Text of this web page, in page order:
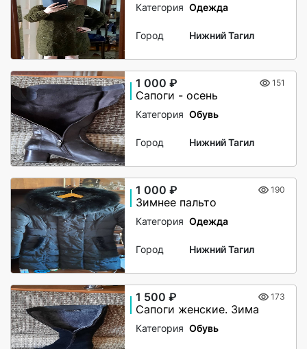
Категория Одежда
Город Нижний Тагил
1 000 ₽ 151
Сапоги - осень
Категория Обувь
Город Нижний Тагил
1 000 ₽ 190
Зимнее пальто
Категория Одежда
Город Нижний Тагил
1 500 ₽ 173
Сапоги женские. Зима
Категория Обувь